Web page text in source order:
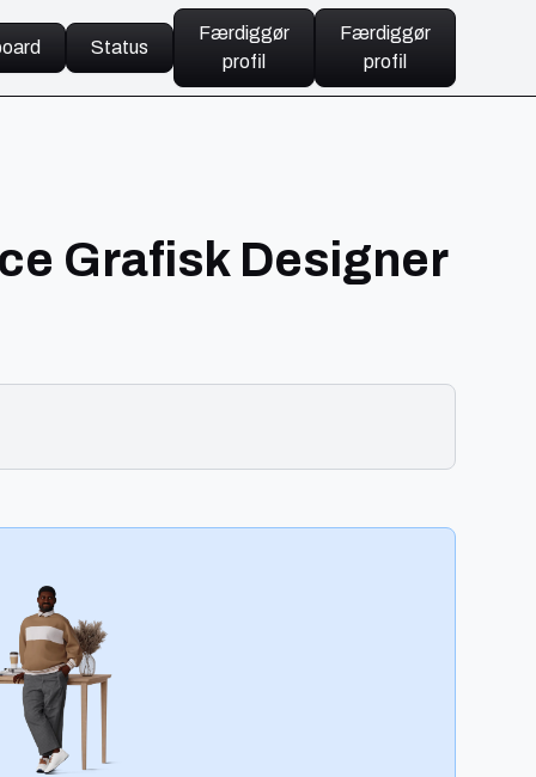
Status
Færdiggør
profil
Færdiggør
profil
Grafisk Designer